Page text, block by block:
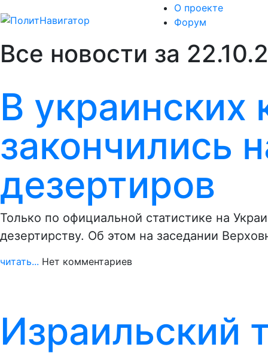
О проекте
Форум
Все новости за
В украинских
закончились
дезертиров
Только по официальной статистике на
дезертирству. Об этом на заседании
читать... Нет комментариев
Израильский